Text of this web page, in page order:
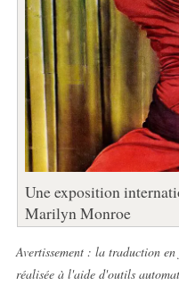
Une exposition
Marilyn Monroe
Avertissement : la traduction
réalisée à l'aide d'outils